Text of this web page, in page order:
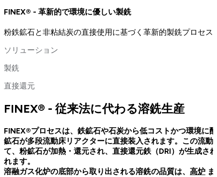
FINEX® - 革新的で環境に優しい製銑
粉鉄鉱石と非粘結炭の直接使用に基づく革新的製銑プロセス
ソリューション
製銑
直接還元
FINEX® - 従来法に代わる溶銑生産
FINEX®プロセスは、鉄鉱石や石炭から低コストかつ環境に
鉱石が多段流動床リアクターに直接装入されます。この流
て、粉鉱石が加熱・還元され、直接還元鉄（DRI）が生成さ
れます。
溶融ガス化炉の底部から取り出される溶銑の品質は、 高炉